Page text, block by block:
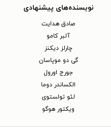
نویسنده‌های پیشنهادی
صادق هدایت
آلبر کامو
چارلز دیکنز
گی دو موپاسان
جورج اورول
الکساندر دوما
لئو تولستوی
ویکتور هوگو